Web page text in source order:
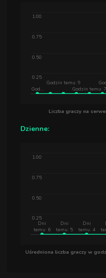
God…
Godzin temu: 9
Godzin temu: 7
0.25
0.50
0.75
1.00
Liczba graczy na
Dzienne:
temu: 6
Dni
temu: 5
Dni
temu: 4
Dni
0.25
0.50
0.75
1.00
Uśredniona liczba graczy w